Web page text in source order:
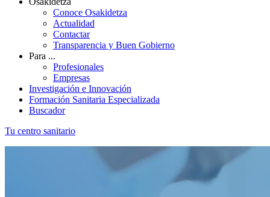
Conoce Osakidetza
Actualidad
Contactar
Transparencia y Buen Gobierno
Para ...
Profesionales
Empresas
Investigación e Innovación
Formación Sanitaria Especializada
Buscador
Tu centro sanitario